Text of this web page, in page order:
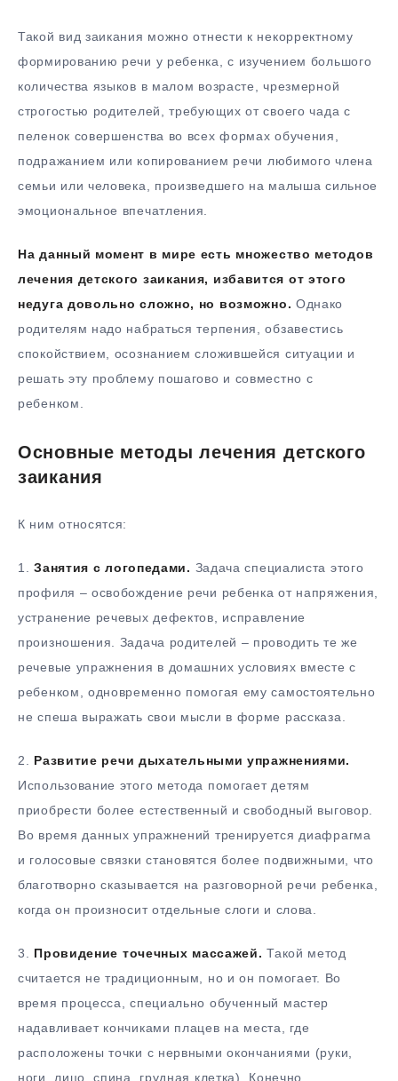
Такой вид заикания можно отнести к некорректному
формированию речи у ребенка, с изучением большого
количества языков в малом возрасте, чрезмерной
строгостью родителей, требующих от своего чада с
пеленок совершенства во всех формах обучения,
подражанием или копированием речи любимого члена
семьи или человека, произведшего на малыша сильное
эмоциональное впечатления.
На данный момент в мире есть множество методов
лечения детского заикания, избавится от этого
недуга довольно сложно, но возможно. Однако
родителям надо набраться терпения, обзавестись
спокойствием, осознанием сложившейся ситуации и
решать эту проблему пошагово и совместно с
ребенком.
Основные методы лечения детского
заикания
К ним относятся:
1.Занятия с логопедами. Задача специалиста этого
профиля – освобождение речи ребенка от напряжения,
устранение речевых дефектов, исправление
произношения. Задача родителей – проводить те же
речевые упражнения в домашних условиях вместе с
ребенком, одновременно помогая ему самостоятельно
не спеша выражать свои мысли в форме рассказа.
2. Развитие речи дыхательными упражнениями.
Использование этого метода помогает детям
приобрести более естественный и свободный выговор.
Во время данных упражнений тренируется диафрагма
и голосовые связки становятся более подвижными, что
благотворно сказывается на разговорной речи ребенка,
когда он произносит отдельные слоги и слова.
3. Провидение точечных массажей. Такой метод
считается не традиционным, но и он помогает. Во
время процесса, специально обученный мастер
надавливает кончиками плацев на места, где
расположены точки с нервными окончаниями (руки,
ноги, лицо, спина, грудная клетка). Конечно,